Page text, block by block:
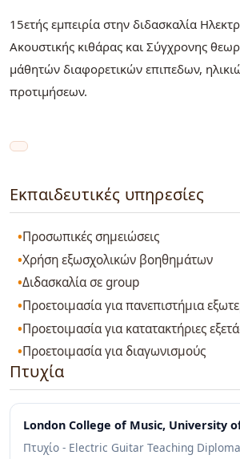
15ετής εμπειρία στην διδασκαλία
Ακουστικής κιθάρας και Σύγχρονης
μάθητών διαφορετικών επιπεδων,
προτιμήσεων.
Εκπαιδευτικές υπηρεσίες
Προσωπικές σημειώσεις
Χρήση εξωσχολικών βοηθημάτων
Διδασκαλία σε group
Προετοιμασία για πανεπιστήμια
Προετοιμασία για κατατακτήριες
Προετοιμασία για διαγωνισμούς
Πτυχία
London College of Music, University
Πτυχίο - Electric Guitar Teaching Diploma